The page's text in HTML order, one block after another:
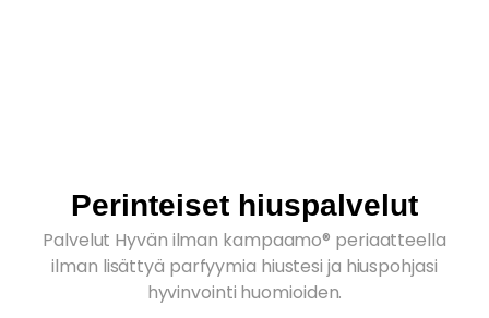
Perinteiset hiuspalvelut
Palvelut Hyvän ilman kampaamo® periaatteella
ilman lisättyä parfyymia hiustesi ja hiuspohjasi
hyvinvointi huomioiden.